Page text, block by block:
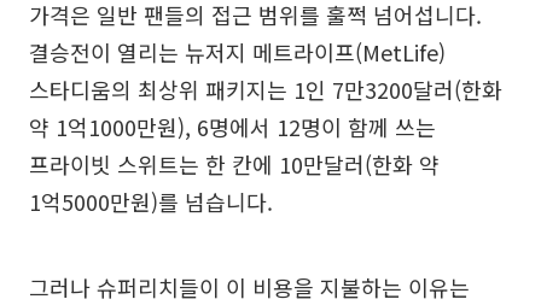
가격은 일반 팬들의 접근 범위를 훌쩍 넘어섭니다.
결승전이 열리는 뉴저지 메트라이프(MetLife)
스타디움의 최상위 패키지는 1인 7만3200달러(한화
약 1억1000만원), 6명에서 12명이 함께 쓰는
프라이빗 스위트는 한 칸에 10만달러(한화 약
1억5000만원)를 넘습니다.
그러나 슈퍼리치들이 이 비용을 지불하는 이유는